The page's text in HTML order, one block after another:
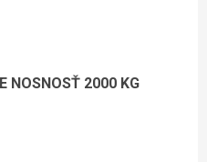
NOSNOSŤ 2000 KG